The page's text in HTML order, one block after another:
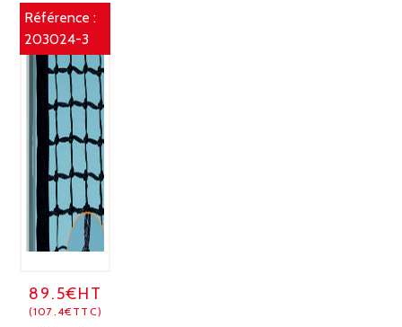
Référence :
203024-3
89.5€HT
(107.4€TTC)